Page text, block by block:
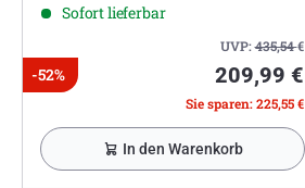
Sofort lieferbar
UVP:435,54€
-52% 209,99 €
Sie sparen: 225,55 €
In den Warenkorb